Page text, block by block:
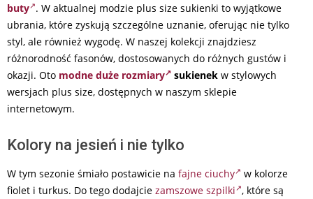
buty . W aktualnej modzie plus size sukienki to wyjątkowe
ubrania, które zyskują szczególne uznanie, oferując nie tylko
styl, ale również wygodę. W naszej kolekcji znajdziesz
różnorodność fasonów, dostosowanych do różnych gustów i
okazji. Oto modne duże rozmiary sukienek w stylowych
wersjach plus size, dostępnych w naszym sklepie
internetowym.
Kolory na jesień i nie tylko
W tym sezonie śmiało postawicie na fajne ciuchy
w kolorze
fiolet i turkus. Do tego dodajcie zamszowe szpilki , które są